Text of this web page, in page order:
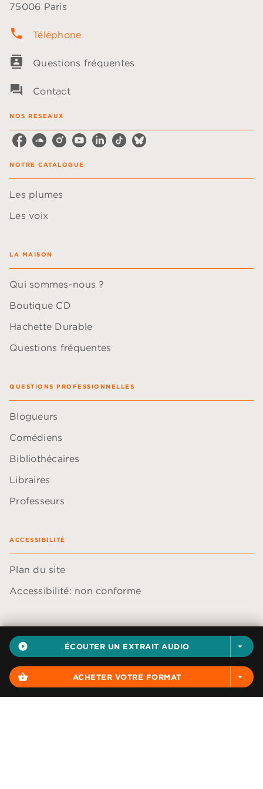
play_circle_filled ÉCOUTER UN EXTRAIT AUDIO arrow_drop_down
shopping_basket ACHETER VOTRE FORMAT arrow_drop_down
75006 Paris
phone Téléphone
contacts Questions fréquentes
question_answer Contact
NOS RÉSEAUX
NOTRE CATALOGUE
Les plumes
Les voix
LA MAISON
Qui sommes-nous ?
Boutique CD
Hachette Durable
Questions fréquentes
QUESTIONS PROFESSIONNELLES
Blogueurs
Comédiens
Bibliothécaires
Libraires
Professeurs
ACCESSIBILITÉ
Plan du site
Accessibilité: non conforme
Données personnelles
Paramétrer vos cookies
Mentions légales